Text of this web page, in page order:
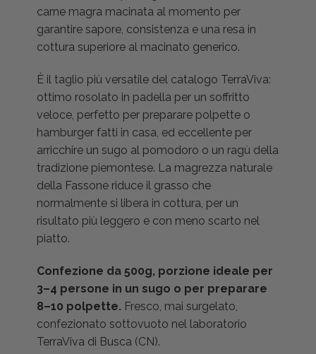
carne magra macinata al momento per
garantire sapore, consistenza e una resa in
cottura superiore al macinato generico.
È il taglio più versatile del catalogo TerraViva:
ottimo rosolato in padella per un soffritto
veloce, perfetto per preparare polpette o
hamburger fatti in casa, ed eccellente per
arricchire un sugo al pomodoro o un ragù della
tradizione piemontese. La magrezza naturale
della Fassone riduce il grasso che
normalmente si libera in cottura, per un
risultato più leggero e con meno scarto nel
piatto.
Confezione da 500g, porzione ideale per
3–4 persone in un sugo o per preparare
8–10 polpette. Fresco, mai surgelato,
confezionato sottovuoto nel laboratorio
TerraViva di Busca (CN).